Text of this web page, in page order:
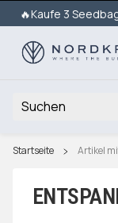
🔥Kaufe 3
Startseite